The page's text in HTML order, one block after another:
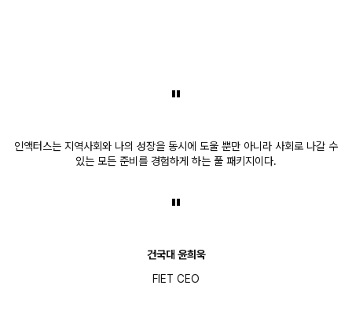
"
인액터스는 지역사회와 나의 성장을 동시에 도울 뿐만 아니라 사회로 나갈 수
있는 모든 준비를 경험하게 하는 풀 패키지이다.
"
건국대 윤희욱
FIET CEO